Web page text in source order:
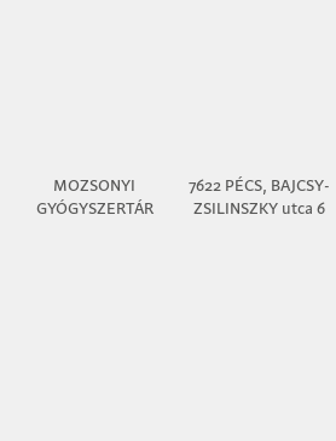
MOZSONYI
GYÓGYSZERTÁR
7622 PÉCS, BAJCSY-
ZSILINSZKY utca 6